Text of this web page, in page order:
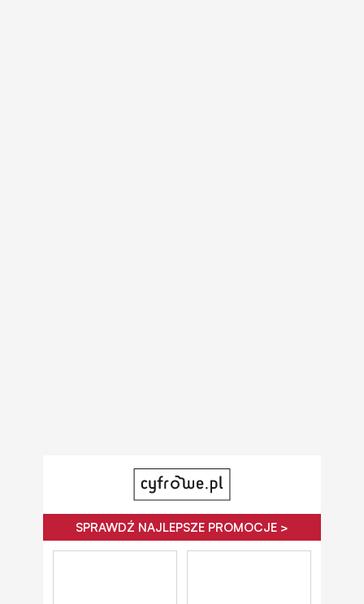
SPRAWDŹ NAJLEPSZE PROMOCJE >